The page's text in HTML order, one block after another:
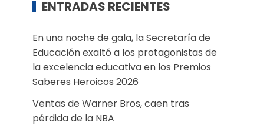
ENTRADAS RECIENTES
En una noche de gala, la Secretaría de
Educación exaltó a los protagonistas de
la excelencia educativa en los Premios
Saberes Heroicos 2026
Ventas de Warner Bros, caen tras
pérdida de la NBA